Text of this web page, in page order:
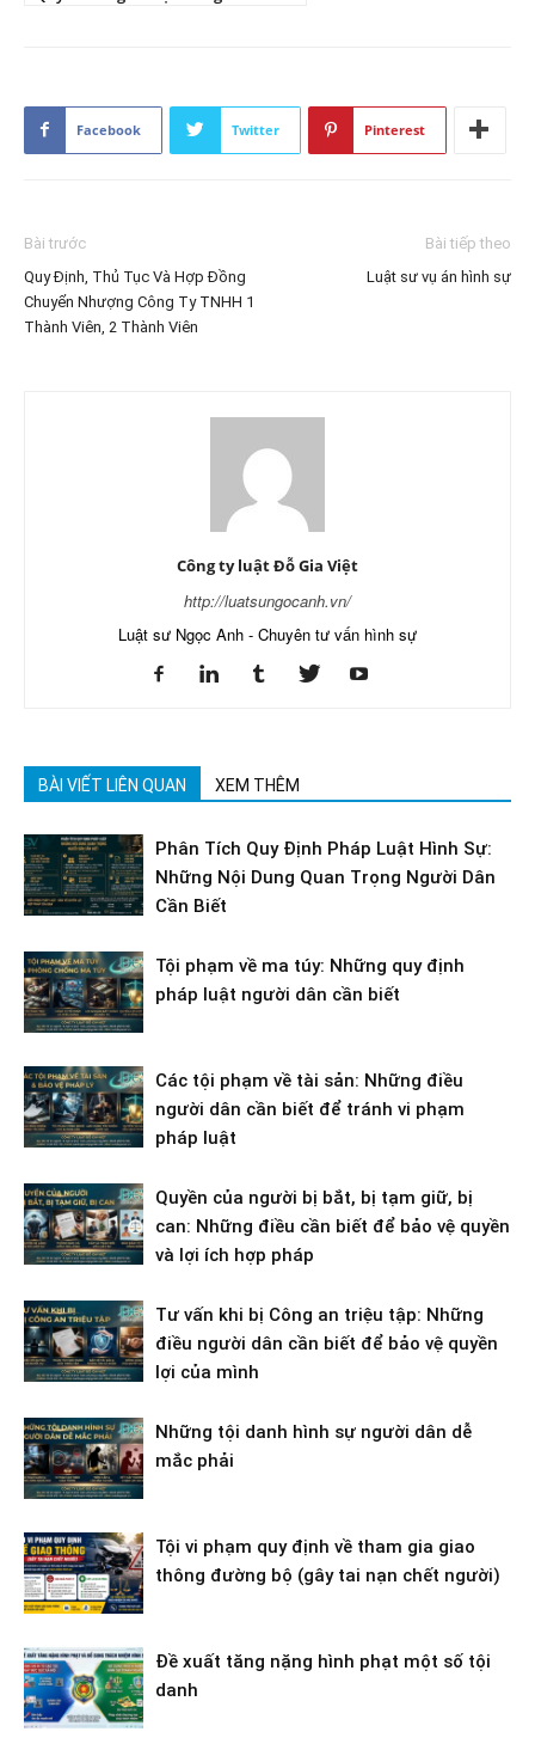
Facebook Twitter Pinterest
Bài trước
Quy Định, Thủ Tục Và Hợp Đồng
Chuyển Nhượng Công Ty TNHH 1
Thành Viên, 2 Thành Viên
Bài tiếp theo
Luật sư vụ án hình sự
Công ty luật Đỗ Gia Việt
http://luatsungocanh.vn/
Luật sư Ngọc Anh - Chuyên tư vấn hình sự
BÀI VIẾT LIÊN QUAN XEM THÊM
Phân Tích Quy Định Pháp Luật Hình Sự:
Những Nội Dung Quan Trọng Người Dân
Cần Biết
Tội phạm về ma túy: Những quy định
pháp luật người dân cần biết
Các tội phạm về tài sản: Những điều
người dân cần biết để tránh vi phạm
pháp luật
Quyền của người bị bắt, bị tạm giữ, bị
can: Những điều cần biết để bảo vệ quyền
và lợi ích hợp pháp
Tư vấn khi bị Công an triệu tập: Những
điều người dân cần biết để bảo vệ quyền
lợi của mình
Những tội danh hình sự người dân dễ
mắc phải
Tội vi phạm quy định về tham gia giao
thông đường bộ (gây tai nạn chết người)
Đề xuất tăng nặng hình phạt một số tội
danh